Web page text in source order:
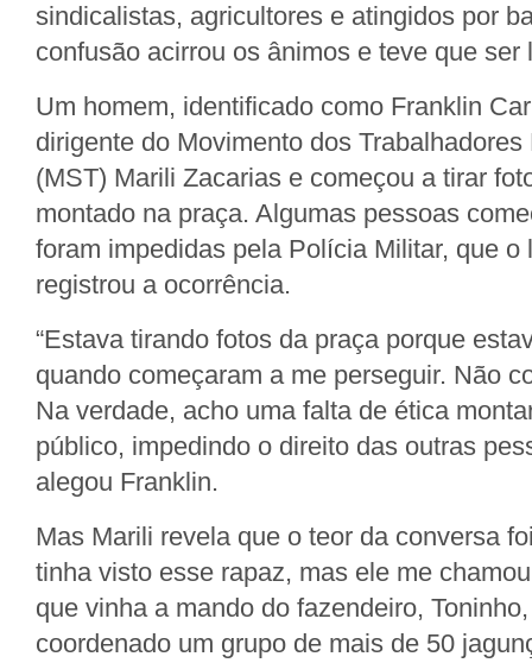
sindicalistas, agricultores e atingidos por
confusão acirrou os ânimos e teve que ser
Um homem, identificado como Franklin
dirigente do Movimento dos Trabalhadores
(MST) Marili Zacarias e começou a tirar
montado na praça. Algumas pessoas
foram impedidas pela Polícia Militar, que o
registrou a ocorrência.
“Estava tirando fotos da praça porque
quando começaram a me perseguir. Não
Na verdade, acho uma falta de ética
público, impedindo o direito das outras
alegou Franklin.
Mas Marili revela que o teor da conversa
tinha visto esse rapaz, mas ele me
que vinha a mando do fazendeiro,
coordenado um grupo de mais de 50